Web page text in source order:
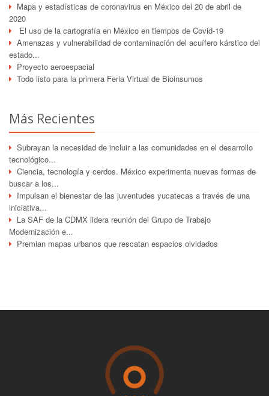
Mapa y estadísticas de coronavirus en México del 20 de abril de
2020
El uso de la cartografía en México en tiempos de Covid-19
Amenazas y vulnerabilidad de contaminación del acuífero kárstico del
estado...
Proyecto aeroespacial
Todo listo para la primera Feria Virtual de Bioinsumos
Más Recientes
Subrayan la necesidad de incluir a las comunidades en el desarrollo
tecnológico...
Ciencia, tecnología y cerdos. México experimenta nuevas formas de
buscar a los...
Impulsan el bienestar de las juventudes yucatecas a través de una
iniciativa...
La SAF de la CDMX lidera reunión del Grupo de Trabajo
Modernización e...
Premian mapas urbanos que rescatan espacios olvidados